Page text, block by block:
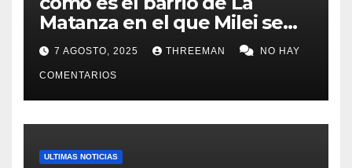
Matanza en el que Milei se
sacó la foto de lanzamiento
de campaña en provincia de
Buenos Aires
7 AGOSTO, 2025 THREEMAN NO HAY
COMENTARIOS
ULTIMAS NOTICIAS